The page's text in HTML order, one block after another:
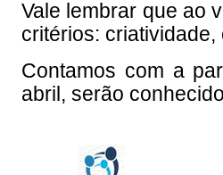
Vale lembrar que ao
critérios:
Contamos com a
abril, serão